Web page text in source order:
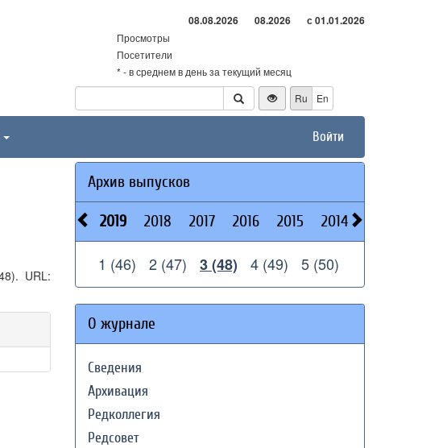
08.08.2026 08.2026 с 01.01.2026
Просмотры
Посетители
* - в среднем в день за текущий месяц
Ru
En
Войти
URL:
Архив выпусков
2019 2018 2017 2016 2015 2014
1 (46) 2 (47) 3 (48) 4 (49) 5 (50)
О журнале
Сведения
Архивация
Редколлегия
Редсовет